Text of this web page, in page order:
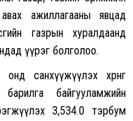
ажиллагааны явцад
газрын хуралдаанд
үүрэг болголоо.
санхүүжүүлэх хөрөнгө
байгууламжийн
3,534.0 тэрбум